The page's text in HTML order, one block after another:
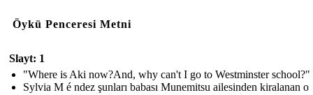
Öykü Penceresi Metni
Slayt: 1
"Where is Aki now?And, why can't I go to Westminster school?"
Sylvia M é ndez şunları babası Munemitsu ailesinden kiralanan o